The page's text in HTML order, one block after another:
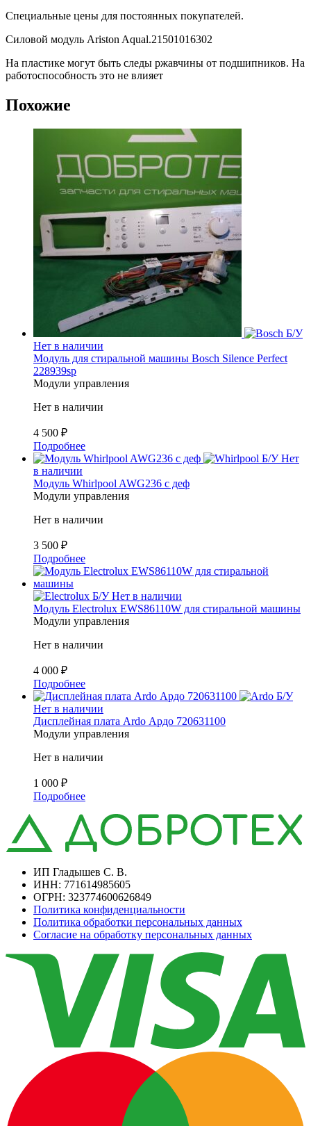
Специальные цены для постоянных покупателей.
Силовой модуль Ariston Aqual.21501016302
На пластике могут быть следы ржавчины от подшипников. На
работоспособность это не влияет
Похожие
Б/У
Нет в наличии
Модуль для стиральной машины Bosch Silence Perfect
228939sp
Модули управления
Нет в наличии
4 500 ₽
Подробнее
Б/У Нет
в наличии
Модуль Whirlpool AWG236 с деф
Модули управления
Нет в наличии
3 500 ₽
Подробнее
Б/У Нет в наличии
Модуль Electrolux EWS86110W для стиральной машины
Модули управления
Нет в наличии
4 000 ₽
Подробнее
Б/У
Нет в наличии
Дисплейная плата Ardo Ардо 720631100
Модули управления
Нет в наличии
1 000 ₽
Подробнее
ИП Гладышев С. В.
ИНН: 771614985605
ОГРН: 323774600626849
Политика конфиденциальности
Политика обработки персональных данных
Согласие на обработку персональных данных